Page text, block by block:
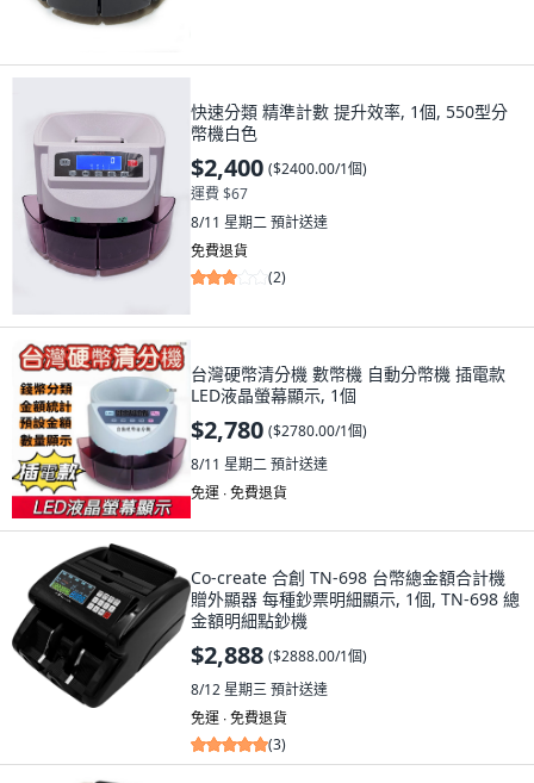
快速分類 精準計數 提升效率, 1個, 550型分
幣機白色
$2,400 ($2400.00/1個)
運費 $67
8/11 星期二預計送達
免費退貨
(2)
台灣硬幣清分機 數幣機 自動分幣機 插電款
LED液晶螢幕顯示, 1個
$2,780 ($2780.00/1個)
8/11 星期二預計送達
免運 ∙ 免費退貨
Co-create 合創 TN-698 台幣總金額合計機
贈外顯器 每種鈔票明細顯示, 1個, TN-698 總
金額明細點鈔機
$2,888 ($2888.00/1個)
8/12 星期三預計送達
免運 ∙ 免費退貨
(3)